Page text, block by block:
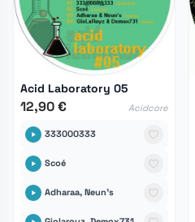
Acid Laboratory 05
12,90 € Acidcore
333000333
Scoé
Adharaa, Neun's